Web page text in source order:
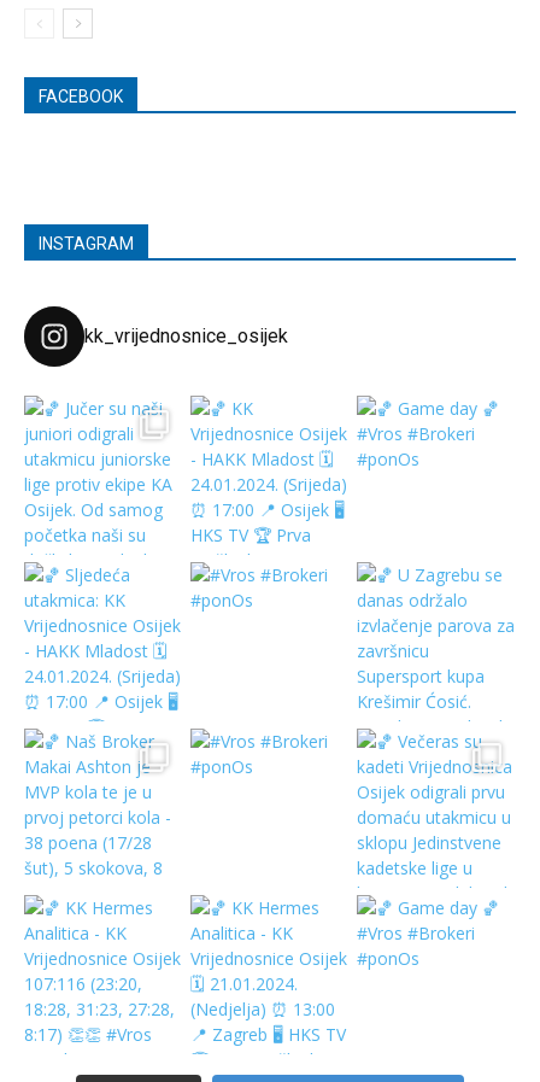
FACEBOOK
INSTAGRAM
kk_vrijednosnice_osijek